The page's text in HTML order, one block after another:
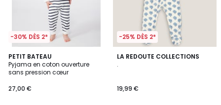
-30% DÈS 2*
PETIT BATEAU
Pyjama en coton ouverture
sans pression cœur
27,00 €
-25% DÈS 2*
LA REDOUTE COLLECTIONS
.
19,99 €
4,5